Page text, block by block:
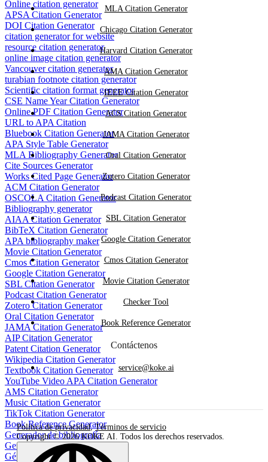
Online citation generator
APSA Citation Generator
DOI Citation Generator
citation generator for website
resource citation generator
online image citation generator
Vancouver citation generator
turabian footnote citation generator
Scientific citation format generator
CSE Name Year Citation Generator
Online PDF Citation Generator
URL to APA Citation
Bluebook Citation Generator
APA Style Table Generator
MLA Bibliography Generator
Cite Sources Generator
Works Cited Page Generator
ACM Citation Generator
OSCOLA Citation Generator
Bibliography generator
AIAA Citation Generator
BibTeX Citation Generator
APA bibliography maker
Movie Citation Generator
Cmos Citation Generator
Google Citation Generator
SBL Citation Generator
Podcast Citation Generator
Zotero Citation Generator
Oral Citation Generator
JAMA Citation Generator
AIP Citation Generator
Patent Citation Generator
Wikipedia Citation Generator
Textbook Citation Generator
YouTube Video APA Citation Generator
AMS Citation Generator
Music Citation Generator
TikTok Citation Generator
Book Reference Generator
Generador de bibliografía
Gerador de Bibliografia
Générateur de bibliographie
MLA Citation Generator
Chicago Citation Generator
Harvard Citation Generator
AMA Citation Generator
IEEE Citation Generator
ACS Citation Generator
JAMA Citation Generator
Oral Citation Generator
Zotero Citation Generator
Podcast Citation Generator
SBL Citation Generator
Google Citation Generator
Cmos Citation Generator
Movie Citation Generator
Checker Tool
Book Reference Generator
Contáctenos
service@koke.ai
Política de privacidad,Términos de servicio
Copyright © 2026 KOKE AI. Todos los derechos reservados.